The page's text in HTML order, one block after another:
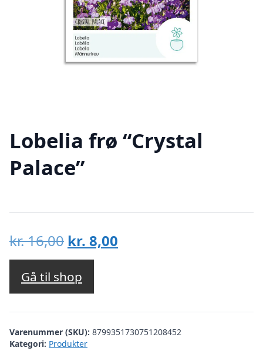
Lobelia frø “Crystal
Palace”
kr.16,00 Den
oprindelige
pris
var:
kr. 16,00.
kr. 8,00
kr. 8,00.
Gå til shop
Varenummer (SKU): 8799351730751208452
Kategori: Produkter